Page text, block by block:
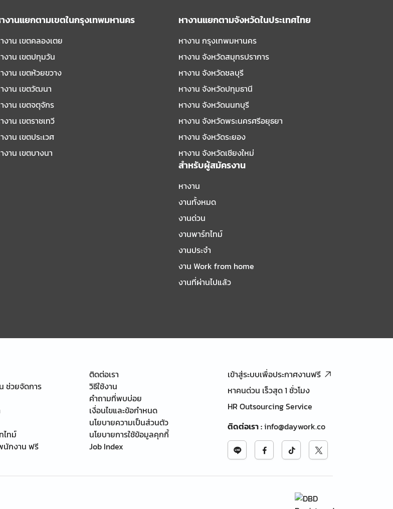
งานแยกตามเขตในกรุงเทพมหานคร
งาน เขตคลองเตย
งาน เขตปทุมวัน
งาน เขตห้วยขวาง
งาน เขตวัฒนา
งาน เขตจตุจักร
งาน เขตราชเทวี
งาน เขตประเวศ
งาน เขตบางนา
หางานแยกตามจังหวัดในประเทศไทย
หางาน กรุงเทพมหานคร
หางาน จังหวัดสมุทรปราการ
หางาน จังหวัดชลบุรี
หางาน จังหวัดปทุมธานี
หางาน จังหวัดนนทบุรี
หางาน จังหวัดพระนครศรีอยุธยา
หางาน จังหวัดระยอง
หางาน จังหวัดเชียงใหม่
สำหรับผู้สมัครงาน
หางาน
งานทั้งหมด
งานด่วน
งานพาร์ทไทม์
งานประจำ
งาน Work from home
งานที่ผ่านไปแล้ว
ช่วยจัดการ
ไทม์
นักงาน ฟรี
ติดต่อเรา
วิธีใช้งาน
คำถามที่พบบ่อย
เงื่อนไขและข้อกำหนด
นโยบายความเป็นส่วนตัว
นโยบายการใช้ข้อมูลคุกกี้
Job Index
เข้าสู่ระบบเพื่อประกาศงานฟรี
หาคนด่วน เร็วสุด 1 ชั่วโมง
HR Outsourcing Service
ติดต่อเรา:info@daywork.co